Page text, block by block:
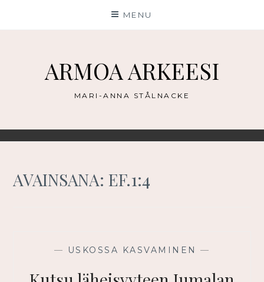
MENU
ARMOA ARKEESI
MARI-ANNA STÅLNACKE
AVAINSANA:EF.1:4
— USKOSSA KASVAMINEN —